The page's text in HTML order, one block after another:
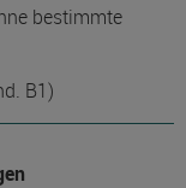
bestimmte
B1)